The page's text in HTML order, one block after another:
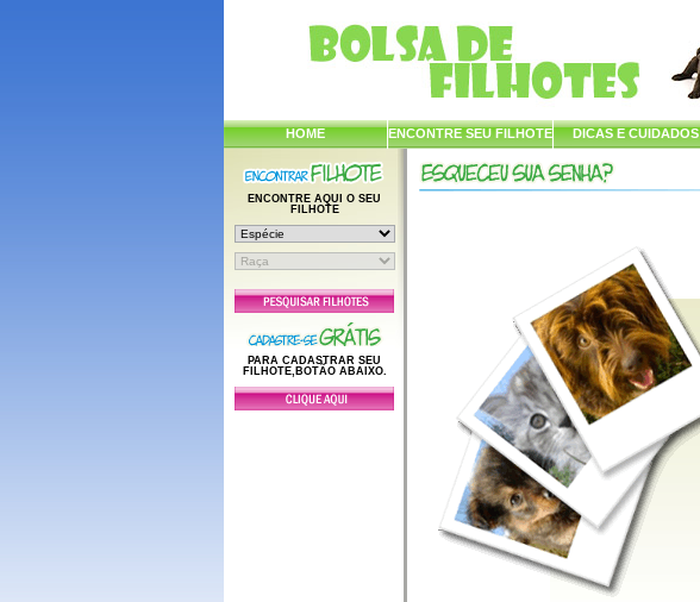
HOME ENCONTRE SEU FILHOTE DICAS E CUIDADOS
ENCONTRE AQUI O SEU
FILHOTE
PARA CADASTRAR SEU
FILHOTE,BOTÃO ABAIXO.